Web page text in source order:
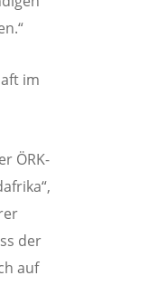
im
ÖRK-
der
auf